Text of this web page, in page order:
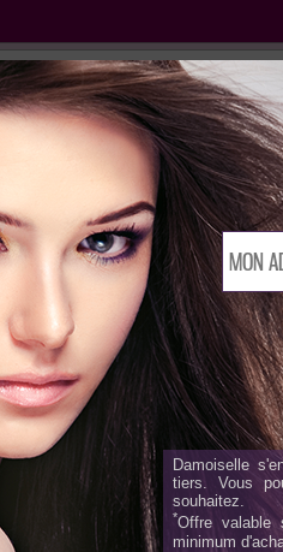
Damoiselle
tiers. Vous
souhaitez.
*Offre valable
minimum